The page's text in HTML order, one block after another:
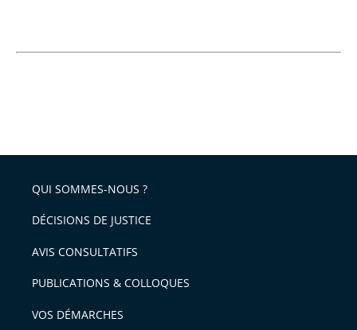
QUI SOMMES-NOUS ?
DÉCISIONS DE JUSTICE
AVIS CONSULTATIFS
PUBLICATIONS & COLLOQUES
VOS DÉMARCHES